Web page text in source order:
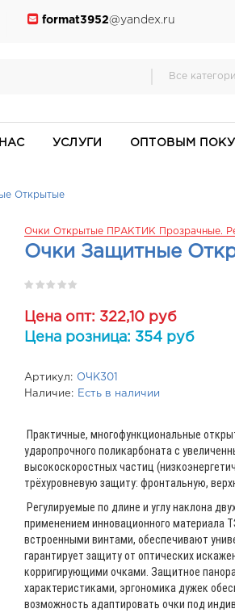
format3952@yandex.ru
Все
УСЛУГИ ОПТОВЫМ
Открытые
Очки Открытые ПРАКТИК Прозрачные.
Очки Защитные
Цена опт: 322,10 руб
Цена розница: 354 руб
Артикул: ОЧК301
Наличие:
Есть в наличии
Практичные, многофункциональные
ударопрочного поликарбоната с
высокоскоростных частиц
трёхуровневую защиту: фронтальную,
Регулируемые по длине и углу наклона
применением инновационного материала
встроенными винтами, обеспечивают
гарантирует защиту от оптических
корригирующими очками. Защитное
характеристиками, эргономика дужек
возможность адаптировать очки под